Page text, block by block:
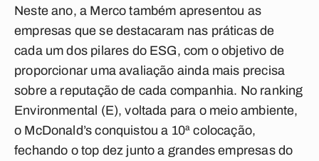
Neste ano, a Merco também apresentou as
empresas que se destacaram nas práticas de
cada um dos pilares do ESG, com o objetivo de
proporcionar uma avaliação ainda mais precisa
sobre a reputação de cada companhia. No ranking
Environmental (E), voltada para o meio ambiente,
o McDonald’s conquistou a 10ª colocação,
fechando o top dez junto a grandes empresas do